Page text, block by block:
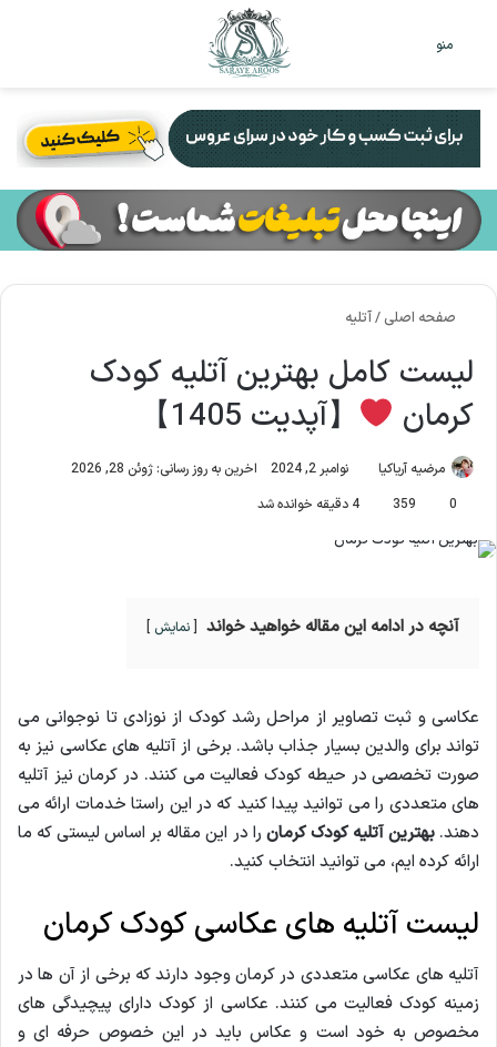
منو
صفحه اصلی /آتلیه
لیست کامل بهترین آتلیه کودک
کرمان
【آپدیت 1405】
مرضیه آریاکیا نوامبر 2, 2024
اخرین به روز رسانی: ژوئن 28, 2026
0
359
آنچه در ادامه این مقاله خواهید خواند نمایش
عکاسی و ثبت تصاویر از مراحل رشد کودک از نوزادی تا نوجوانی می
تواند برای والدین بسیار جذاب باشد. برخی از آتلیه های عکاسی نیز به
صورت تخصصی در حیطه کودک فعالیت می کنند. در کرمان نیز آتلیه
های متعددی را می توانید پیدا کنید که در این راستا خدمات ارائه می
دهند.بهترین آتلیه کودک کرمان را در این مقاله بر اساس لیستی که ما
ارائه کرده ایم، می توانید انتخاب کنید.
لیست آتلیه های عکاسی کودک کرمان
آتلیه های عکاسی متعددی در کرمان وجود دارند که برخی از آن ها در
زمینه کودک فعالیت می کنند. عکاسی از کودک دارای پیچیدگی های
مخصوص به خود است و عکاس باید در این خصوص حرفه ای و